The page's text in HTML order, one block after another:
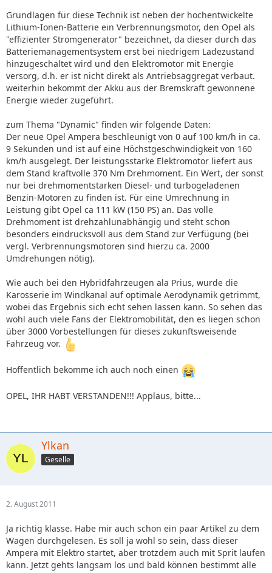
Grundlagen für diese Technik ist neben der hochentwickelte
Lithium-Ionen-Batterie ein Verbrennungsmotor, den Opel als
"effizienter Stromgenerator" bezeichnet, da dieser durch das
Batteriemanagementsystem erst bei niedrigem Ladezustand
hinzugeschaltet wird und den Elektromotor mit Energie
versorg, d.h. er ist nicht direkt als Antriebsaggregat verbaut.
weiterhin bekommt der Akku aus der Bremskraft gewonnene
Energie wieder zugeführt.
zum Thema "Dynamic" finden wir folgende Daten:
Der neue Opel Ampera beschleunigt von 0 auf 100 km/h in ca.
9 Sekunden und ist auf eine Höchstgeschwindigkeit von 160
km/h ausgelegt. Der leistungsstarke Elektromotor liefert aus
dem Stand kraftvolle 370 Nm Drehmoment. Ein Wert, der sonst
nur bei drehmomentstarken Diesel- und turbogeladenen
Benzin-Motoren zu finden ist. Für eine Umrechnung in
Leistung gibt Opel ca 111 kW (150 PS) an. Das volle
Drehmoment ist drehzahlunabhängig und steht schon
besonders eindrucksvoll aus dem Stand zur Verfügung (bei
vergl. Verbrennungsmotoren sind hierzu ca. 2000
Umdrehungen nötig).
Wie auch bei den Hybridfahrzeugen ala Prius, wurde die
Karosserie im Windkanal auf optimale Aerodynamik getrimmt,
wobei das Ergebnis sich echt sehen lassen kann. So sehen das
wohl auch viele Fans der Elektromobilität, den es liegen schon
über 3000 Vorbestellungen für dieses zukunftsweisende
Fahrzeug vor.
Hoffentlich bekomme ich auch noch einen
OPEL, IHR HABT VERSTANDEN!!! Applaus, bitte...
Ylkan
Geselle
2. August 2011
Ja richtig klasse. Habe mir auch schon ein paar Artikel zu dem
Wagen durchgelesen. Es soll ja wohl so sein, dass dieser
Ampera mit Elektro startet, aber trotzdem auch mit Sprit laufen
kann. Jetzt gehts langsam los und bald können bestimmt alle